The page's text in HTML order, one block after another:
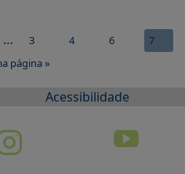
… 3 4 6
7
página »
Acessibilidade